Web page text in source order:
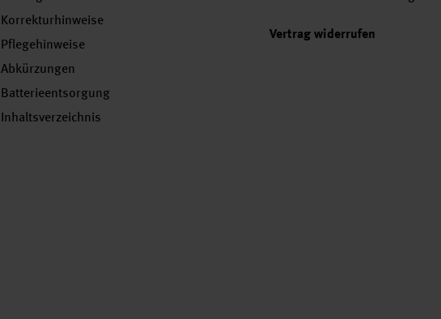
Korrekturhinweise
Pflegehinweise
Abkürzungen
Batterieentsorgung
Inhaltsverzeichnis
Vertrag widerrufen